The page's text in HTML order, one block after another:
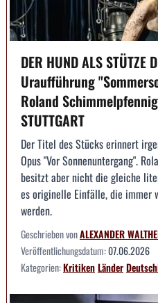
DER HUND ALS STÜTZE
Uraufführung
Roland
STUTTGART
Der Titel des Stücks erinnert
Opus "Vor Sonnenuntergang".
besitzt aber nicht die gleiche
es originelle Einfälle, die immer
werden.
Geschrieben vonALEXANDER
Veröffentlichungsdatum:07.06.2026
Kategorien:KritikenLänder